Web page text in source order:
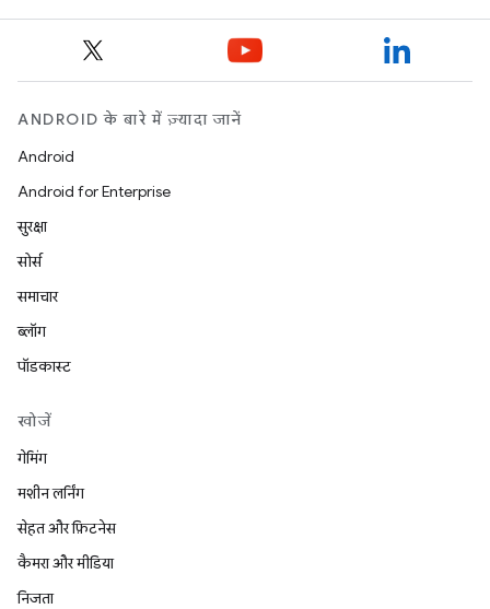
ANDROID के बारे में ज़्यादा जानें
Android
Android for Enterprise
सुरक्षा
सोर्स
समाचार
ब्लॉग
पॉडकास्ट
खोजें
गेमिंग
मशीन लर्निंग
सेहत और फ़िटनेस
कैमरा और मीडिया
निजता